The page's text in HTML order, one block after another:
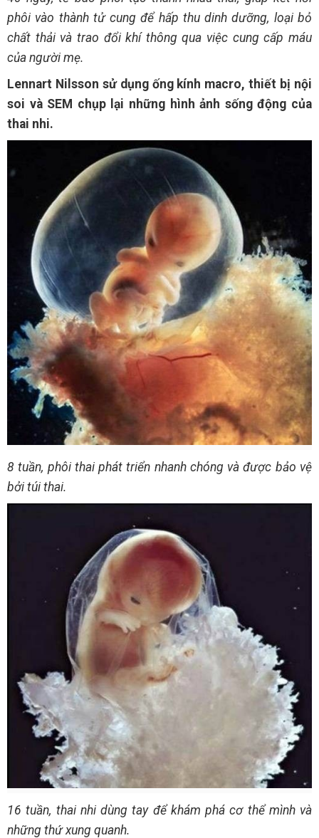
phôi vào thành tử cung để hấp thu dinh dưỡng, loại bỏ
chất thải và trao đổi khí thông qua việc cung cấp máu
của người mẹ.
Lennart Nilsson sử dụng ống kính macro, thiết bị nội
soi và SEM chụp lại những hình ảnh sống động của
thai nhi.
8 tuần, phôi thai phát triển nhanh chóng và được bảo vệ
bởi túi thai.
16 tuần, thai nhi dùng tay để khám phá cơ thể mình và
những thứ xung quanh.